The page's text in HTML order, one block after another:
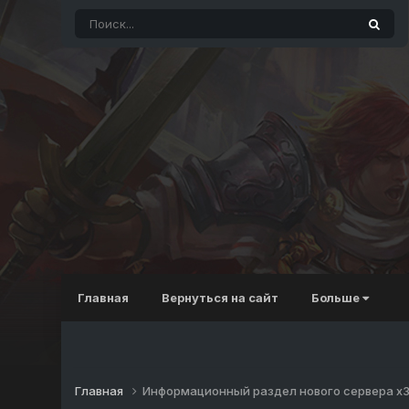
Главная Вернуться на сайт Больше
Главная Информационный раздел нового сервера